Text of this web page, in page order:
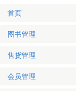
首页
图书管理
售货管理
会员管理